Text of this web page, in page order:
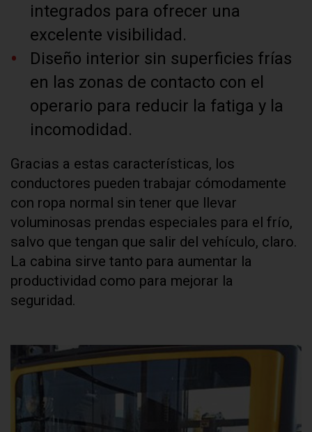
integrados para ofrecer una
excelente visibilidad.
Diseño interior sin superficies frías
en las zonas de contacto con el
operario para reducir la fatiga y la
incomodidad.
Gracias a estas características, los
conductores pueden trabajar cómodamente
con ropa normal sin tener que llevar
voluminosas prendas especiales para el frío,
salvo que tengan que salir del vehículo, claro.
La cabina sirve tanto para aumentar la
productividad como para mejorar la
seguridad.